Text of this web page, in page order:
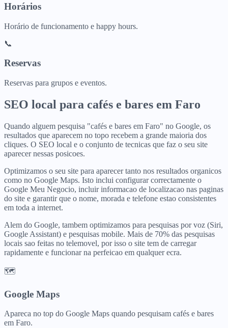
Horários
Horário de funcionamento e happy hours.
📞
Reservas
Reservas para grupos e eventos.
SEO local para cafés e bares em Faro
Quando alguem pesquisa "cafés e bares em Faro" no Google, os
resultados que aparecem no topo recebem a grande maioria dos
cliques. O SEO local e o conjunto de tecnicas que faz o seu site
aparecer nessas posicoes.
Optimizamos o seu site para aparecer tanto nos resultados organicos
como no Google Maps. Isto inclui configurar correctamente o
Google Meu Negocio, incluir informacao de localizacao nas paginas
do site e garantir que o nome, morada e telefone estao consistentes
em toda a internet.
Alem do Google, tambem optimizamos para pesquisas por voz (Siri,
Google Assistant) e pesquisas mobile. Mais de 70% das pesquisas
locais sao feitas no telemovel, por isso o site tem de carregar
rapidamente e funcionar na perfeicao em qualquer ecra.
🗺️
Google Maps
Apareca no top do Google Maps quando pesquisam cafés e bares
em Faro.